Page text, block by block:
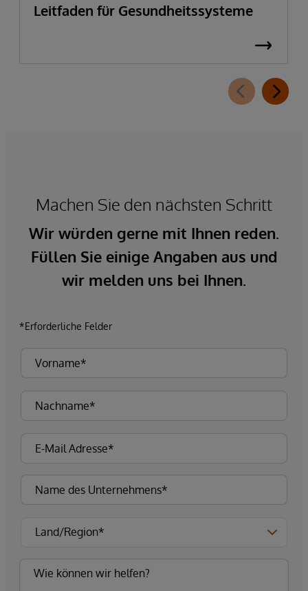
Leitfaden für Gesundheitssysteme
Machen Sie den nächsten Schritt
Wir würden gerne mit Ihnen reden.
Füllen Sie einige Angaben aus und
wir melden uns bei Ihnen.
*Erforderliche Felder